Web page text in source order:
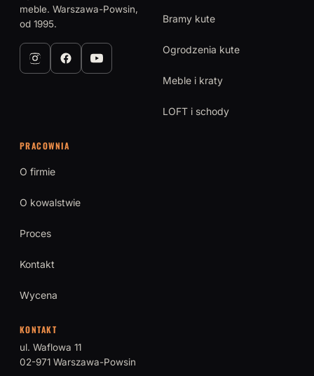
meble. Warszawa-Powsin,
od 1995.
Bramy kute
Ogrodzenia kute
Meble i kraty
LOFT i schody
PRACOWNIA
O firmie
O kowalstwie
Proces
Kontakt
Wycena
KONTAKT
ul. Waflowa 11
02-971 Warszawa-Powsin